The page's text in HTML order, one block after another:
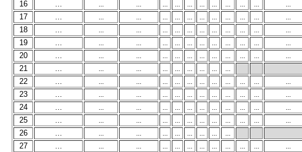
16
... ... ... ... ... ... ... ... ... ... ... ...
17
... ... ... ... ... ... ... ... ... ... ... ...
18
... ... ... ... ... ... ... ... ... ... ... ...
19
... ... ... ... ... ... ... ... ... ... ... ...
20
... ... ... ... ... ... ... ... ... ... ... ...
21
... ... ... ... ... ... ... ... ...
22
... ... ... ... ... ... ... ... ... ... ... ...
23
... ... ... ... ... ... ... ... ... ... ... ...
24
... ... ... ... ... ... ... ... ... ... ... ...
25
... ... ... ... ... ... ... ... ... ... ... ...
26
... ... ... ... ... ... ... ... ...
27
... ... ... ... ... ... ... ... ... ... ... ...